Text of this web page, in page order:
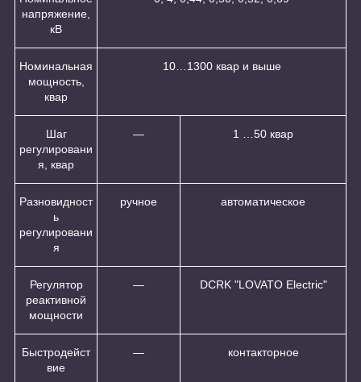
напряжение,
кВ
Номинальная
мощность,
квар
10…1300 квар и выше
Шаг
регулировани
я, квар
— 1 …50 квар
Разновидност
ь
регулировани
я
ручное автоматическое
Регулятор
реактивной
мощности
— DCRK "LOVATO Electric"
Быстродейст
вие
— контакторное